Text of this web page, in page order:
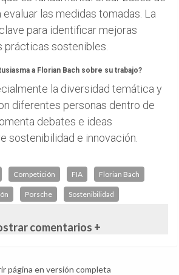
las medidas tomadas. La
para identificar mejoras
prácticas sostenibles.
a Florian Bach sobre su trabajo?
la diversidad temática y
diferentes personas dentro de
debates e ideas
sostenibilidad e innovación.
Competición FIA Florian Bach
Porsche Sostenibilidad
comentarios +
página en versión completa